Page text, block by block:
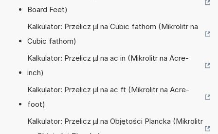
Board Feet)
Kalkulator: Przelicz µl na Cubic fathom (Mikrolitr na
Cubic fathom)
Kalkulator: Przelicz µl na ac in (Mikrolitr na Acre-
inch)
Kalkulator: Przelicz µl na ac ft (Mikrolitr na Acre-
foot)
Kalkulator: Przelicz µl na Objętości Plancka (Mikrolitr